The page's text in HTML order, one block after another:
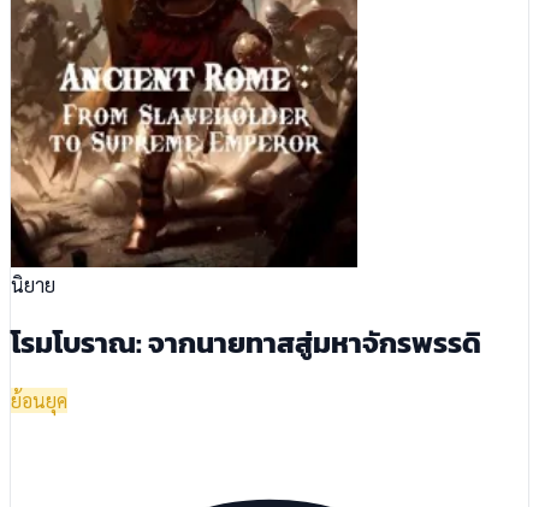
นิยาย
โรมโบราณ: จากนายทาสสู่มหาจักรพรรดิ
ย้อนยุค